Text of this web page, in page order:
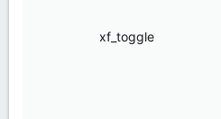
xf_toggle